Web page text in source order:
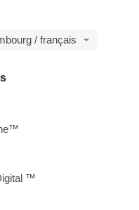
/ français
™